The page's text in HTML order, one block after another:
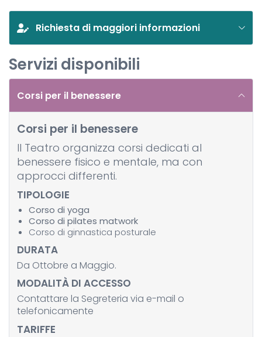
Richiesta di maggiori informazioni
Servizi disponibili
Corsi per il benessere
Corsi per il benessere
Il Teatro organizza corsi dedicati al
benessere fisico e mentale, ma con
approcci differenti.
TIPOLOGIE
Corso di yoga
Corso di pilates matwork
Corso di ginnastica posturale
DURATA
Da Ottobre a Maggio.
MODALITÀ DI ACCESSO
Contattare la Segreteria via e-mail o
telefonicamente
TARIFFE